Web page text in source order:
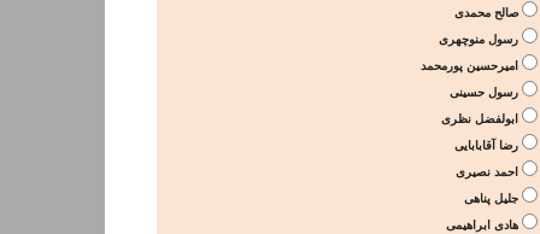
صالح محمدی
رسول منوچهری
امیرحسین پورمحمد
رسول حسینی
ابولفضل نظری
رضا آقابابایی
احمد نصیری
جلیل پناهی
هادی ابراهیمی